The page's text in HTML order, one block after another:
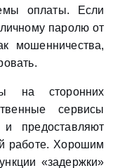
оплаты. Если
паролю от
мошенничества,
на сторонних
сервисы
предоставляют
работе. Хорошим
«задержки»